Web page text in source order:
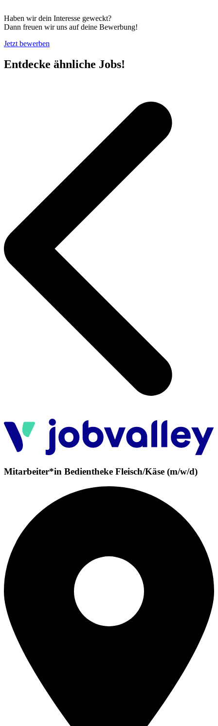
Haben wir dein Interesse geweckt?
Dann freuen wir uns auf deine Bewerbung!
Jetzt bewerben
Entdecke ähnliche Jobs!
Mitarbeiter*in Bedientheke Fleisch/Käse (m/w/d)